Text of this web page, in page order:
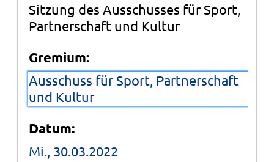
Sitzung des Ausschusses für Sport,
Partnerschaft und Kultur
Gremium:
Ausschuss für Sport, Partnerschaft
und Kultur
Datum:
Mi., 30.03.2022